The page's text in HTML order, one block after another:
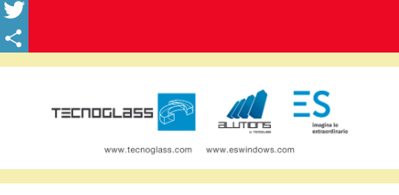
Facebook
Twitter
Share